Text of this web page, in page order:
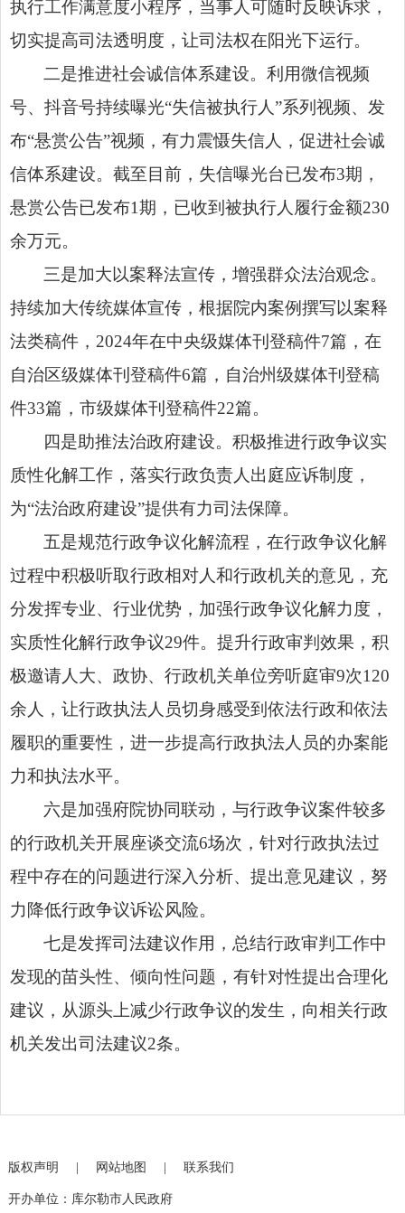
执行工作满意度小程序，当事人可随时反映诉求 ，
切实提高司法透明度，让司法权在阳光下运行。
二是推进社会诚信体系建设。利用微信视频
号、抖音号持续曝光“失信被执行人”系列视频、发
布“悬赏公告”视频，有力震慑失信人，促进社会诚
信体系建设。截至目前，失信曝光台已发布3期，
悬赏公告已发布1期，已收到被执行人履行金额230
余万元。
三是加大以案释法宣传，增强群众法治观念。
持续加大传统媒体宣传，根据院内案例撰写以案释
法类稿件，2024年在中央级媒体刊登稿件7篇，在
自治区级媒体刊登稿件6篇，自治州级媒体刊登稿
件33篇，市级媒体刊登稿件22篇。
四是助推法治政府建设。积极推进行政争议实
质性化解工作，落实行政负责人出庭应诉制度，
为“法治政府建设”提供有力司法保障。
五是规范行政争议化解流程 ，在行政争议化解
过程中积极听取行政相对人和行政机关的意见，充
分发挥专业、行业优势，加强行政争议化解力度，
实质性化解行政争议29件。提升行政审判效果，积
极邀请人大、政协、行政机关单位旁听庭审9次120
余人，让行政执法人员切身感受到依法行政和依法
履职的重要性，进一步提高行政执法人员的办案能
力和执法水平。
六是加强府院协同联动，与行政争议案件较多
的行政机关开展座谈交流6场次，针对行政执法过
程中存在的问题进行深入分析、提出意见建议，努
力降低行政争议诉讼风险。
七是发挥司法建议作用，总结行政审判工作中
发现的苗头性、倾向性问题，有针对性提出合理化
建议，从源头上减少行政争议的发生，向相关行政
机关发出司法建议2条。
版权声明 | 网站地图 | 联系我们
开办单位：库尔勒市人民政府